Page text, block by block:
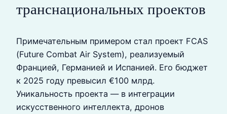
транснациональных проектов
Примечательным примером стал проект FCAS
(Future Combat Air System), реализуемый
Францией, Германией и Испанией. Его бюджет
к 2025 году превысил €100 млрд.
Уникальность проекта — в интеграции
искусственного интеллекта, дронов